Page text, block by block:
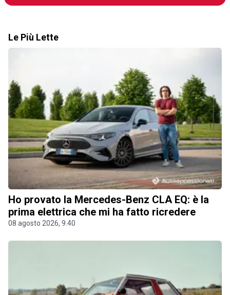
Le Più Lette
Ho provato la Mercedes-Benz CLA EQ: è la
prima elettrica che mi ha fatto ricredere
08 agosto 2026, 9.40